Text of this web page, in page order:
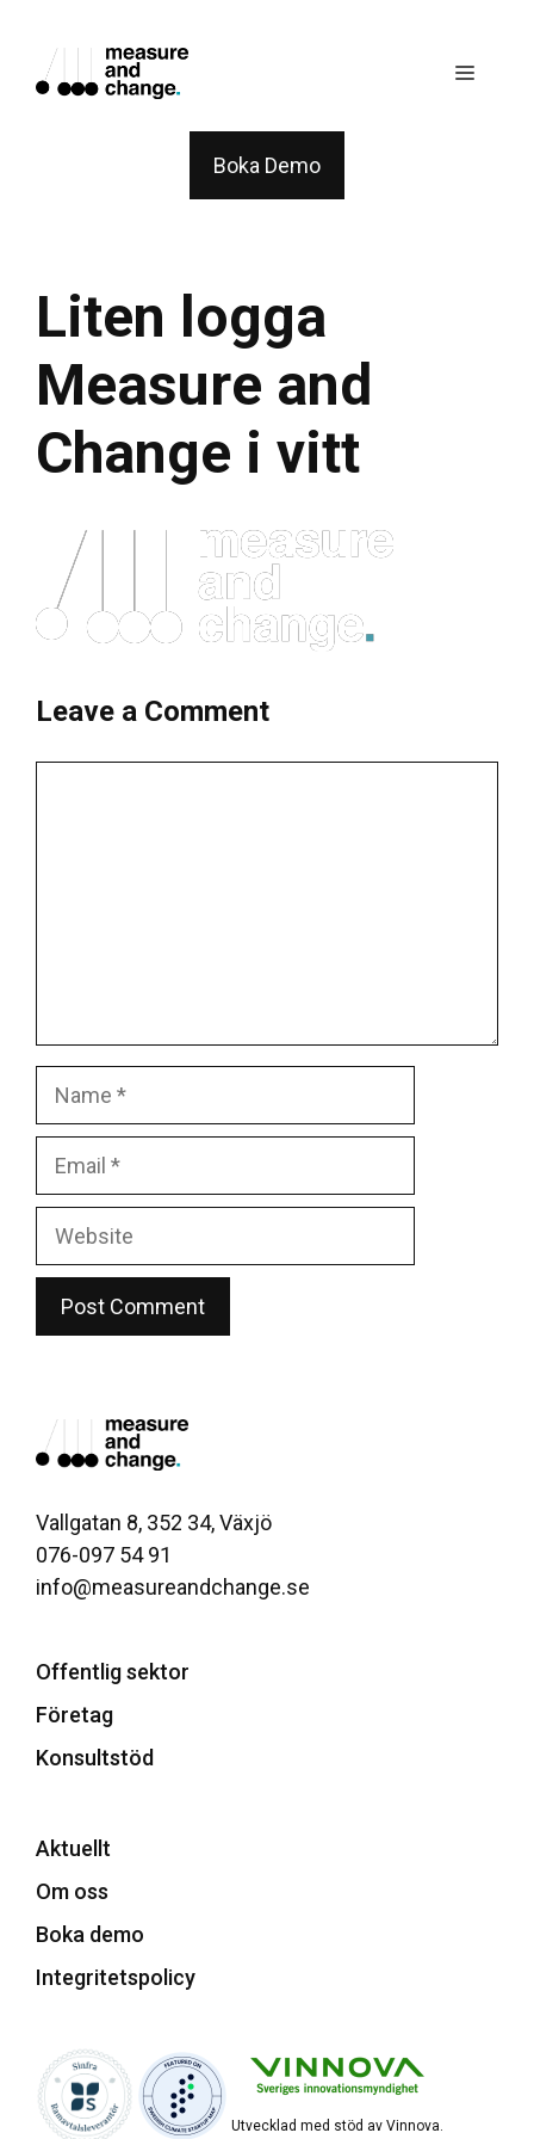
content
Menu
Boka Demo
Liten logga
Measure and
Change i vitt
Leave a Comment
Website
Vallgatan 8, 352 34, Växjö
076-097 54 91
info@measureandchange.se
Offentlig sektor
Företag
Konsultstöd
Aktuellt
Om oss
Boka demo
Integritetspolicy
Utvecklad med stöd av Vinnova.